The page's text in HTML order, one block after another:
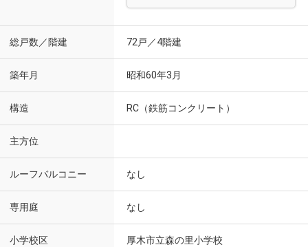
総戸数／階建 72戸／4階建
築年月 昭和60年3月
構造 RC（鉄筋コンクリート）
主方位
ルーフバルコニー なし
専用庭 なし
小学校区 厚木市立森の里小学校